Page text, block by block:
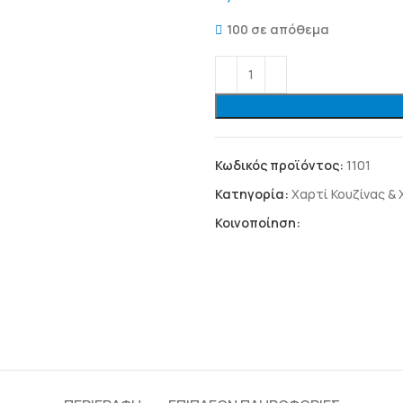
100 σε απόθεμα
Κωδικός προϊόντος: 1101
Κατηγορία: Χαρτί Κουζίνας
Κοινοποίηση: